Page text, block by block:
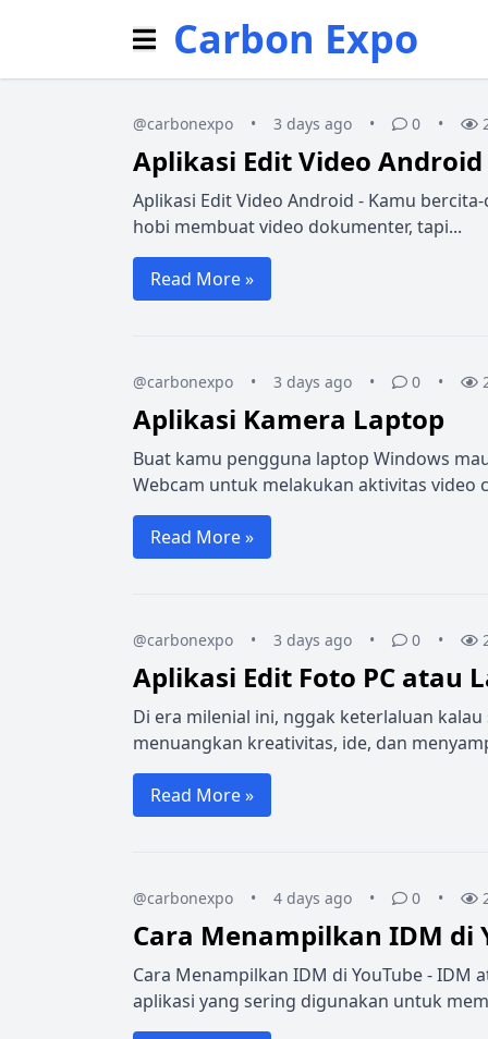
Carbon Expo
@carbonexpo • 3 days ago • 0 •
Aplikasi Edit Video Android
Aplikasi Edit Video Android - Kamu
hobi membuat video dokumenter, tapi...
Read More »
@carbonexpo • 3 days ago • 0 •
Aplikasi Kamera Laptop
Buat kamu pengguna laptop Windows
Webcam untuk melakukan aktivitas video
Read More »
@carbonexpo • 3 days ago • 0 •
Aplikasi Edit Foto PC atau
Di era milenial ini, nggak keterlaluan
menuangkan kreativitas, ide, dan
Read More »
@carbonexpo • 4 days ago • 0 •
Cara Menampilkan IDM di
Cara Menampilkan IDM di YouTube -
aplikasi yang sering digunakan untuk